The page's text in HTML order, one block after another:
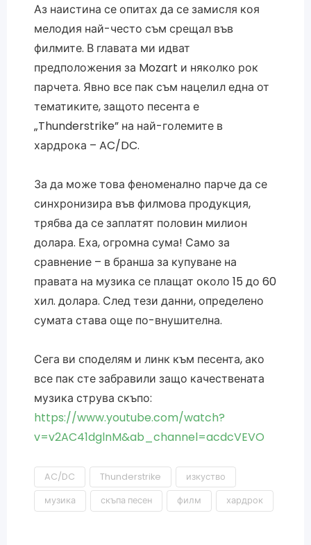
Аз наистина се опитах да се замисля коя
мелодия най-често съм срещал във
филмите. В главата ми идват
предположения за Mozart и няколко рок
парчета. Явно все пак съм нацелил една от
тематиките, защото песента е
„Thunderstrike” на най-големите в
хардрока – AC/DC.
За да може това феноменално парче да се
синхронизира във филмова продукция,
трябва да се заплатят половин милион
долара. Еха, огромна сума! Само за
сравнение – в бранша за купуване на
правата на музика се плащат около 15 до 60
хил. долара. След тези данни, определено
сумата става още по-внушителна.
Сега ви споделям и линк към песента, ако
все пак сте забравили защо качествената
музика струва скъпо:
https://www.youtube.com/watch?
v=v2AC41dglnM&ab_channel=acdcVEVO
AC/DC Thunderstrike изкуство
музика скъпа песен филм хардрок